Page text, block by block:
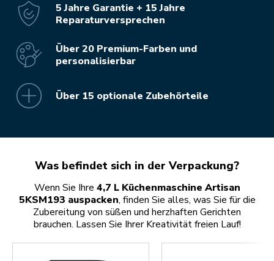
5 Jahre Garantie + 15 Jahre
Reparaturversprechen
Über 20 Premium-Farben und
personalisierbar
Über 15 optionale Zubehörteile
Was befindet sich in der Verpackung?
Wenn Sie Ihre 4,7 L Küchenmaschine Artisan
5KSM193 auspacken, finden Sie alles, was Sie für die
Zubereitung von süßen und herzhaften Gerichten
brauchen. Lassen Sie Ihrer Kreativität freien Lauf!